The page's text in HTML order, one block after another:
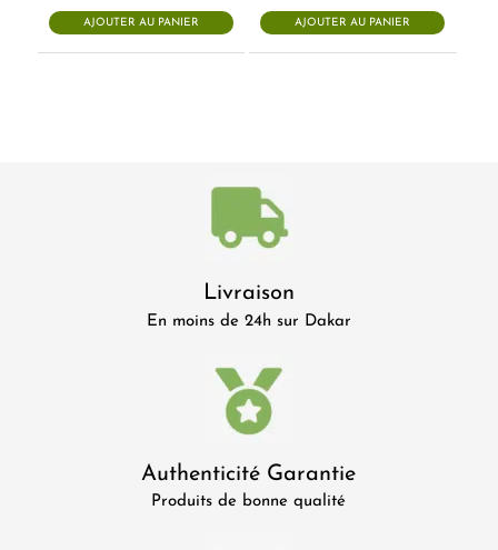
AJOUTER AU PANIER AJOUTER AU PANIER
Livraison
En moins de 24h sur Dakar
Authenticité Garantie
Produits de bonne qualité